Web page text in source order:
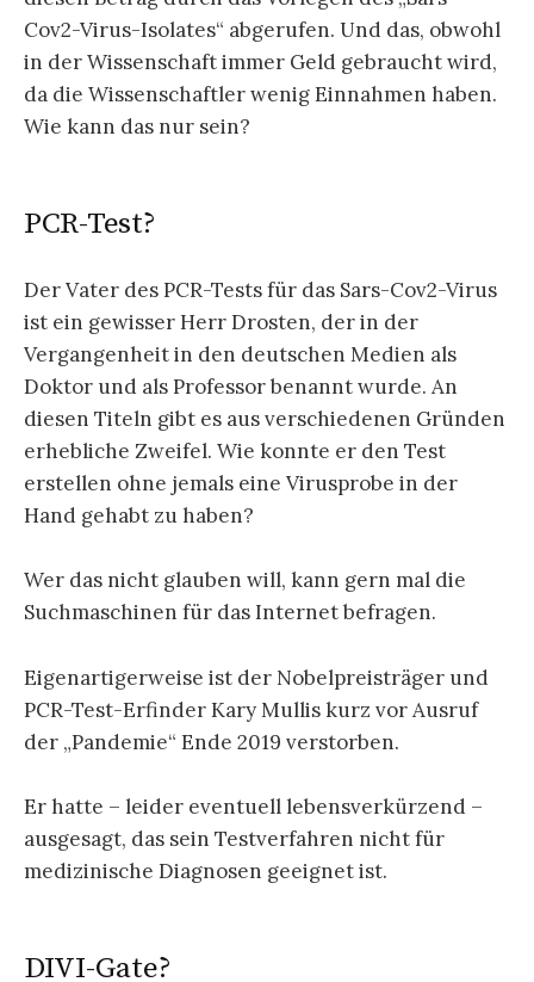
Cov2-Virus-Isolates“ abgerufen. Und das, obwohl
in der Wissenschaft immer Geld gebraucht wird,
da die Wissenschaftler wenig Einnahmen haben.
Wie kann das nur sein?
PCR-Test?
Der Vater des PCR-Tests für das Sars-Cov2-Virus
ist ein gewisser Herr Drosten, der in der
Vergangenheit in den deutschen Medien als
Doktor und als Professor benannt wurde. An
diesen Titeln gibt es aus verschiedenen Gründen
erhebliche Zweifel. Wie konnte er den Test
erstellen ohne jemals eine Virusprobe in der
Hand gehabt zu haben?
Wer das nicht glauben will, kann gern mal die
Suchmaschinen für das Internet befragen.
Eigenartigerweise ist der Nobelpreisträger und
PCR-Test-Erfinder Kary Mullis kurz vor Ausruf
der „Pandemie“ Ende 2019 verstorben.
Er hatte – leider eventuell lebensverkürzend –
ausgesagt, das sein Testverfahren nicht für
medizinische Diagnosen geeignet ist.
DIVI-Gate?